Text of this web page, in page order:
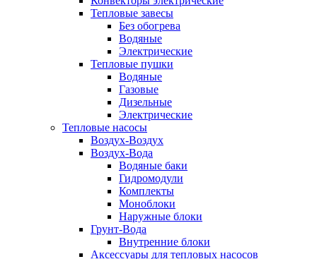
Тепловые завесы
Без обогрева
Водяные
Электрические
Тепловые пушки
Водяные
Газовые
Дизельные
Электрические
Тепловые насосы
Воздух-Воздух
Воздух-Вода
Водяные баки
Гидромодули
Комплекты
Моноблоки
Наружные блоки
Грунт-Вода
Внутренние блоки
Аксессуары для тепловых насосов